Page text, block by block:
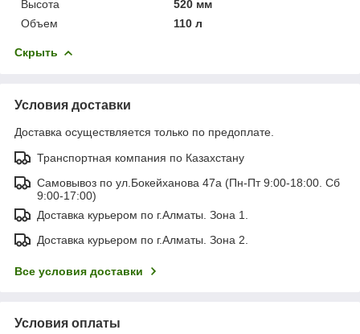
Высота
520 мм
Объем
110 л
Скрыть
Условия доставки
Доставка осуществляется только по предоплате.
Транспортная компания по Казахстану
Самовывоз по ул.Бокейханова 47а (Пн-Пт 9:00-18:00. Сб
9:00-17:00)
Доставка курьером по г.Алматы. Зона 1.
Доставка курьером по г.Алматы. Зона 2.
Все условия доставки
Условия оплаты